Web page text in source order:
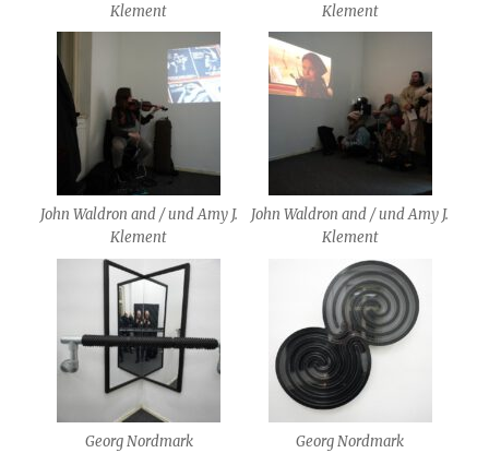
Klement
Klement
John Waldron and / und Amy J.
Klement
John Waldron and / und Amy J.
Klement
Georg Nordmark Georg Nordmark